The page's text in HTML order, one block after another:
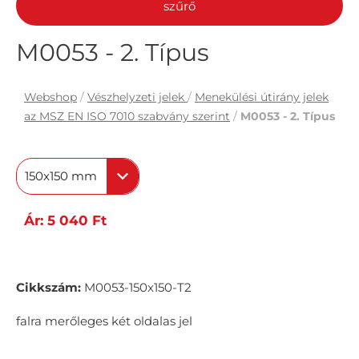
szűrő
M0053 - 2. Típus
Webshop / Vészhelyzeti jelek / Menekülési útirány jelek
az MSZ EN ISO 7010 szabvány szerint / M0053 - 2. Típus
150x150 mm
Ár: 5 040 Ft
Cikkszám: M0053-150x150-T2
falra merőleges két oldalas jel